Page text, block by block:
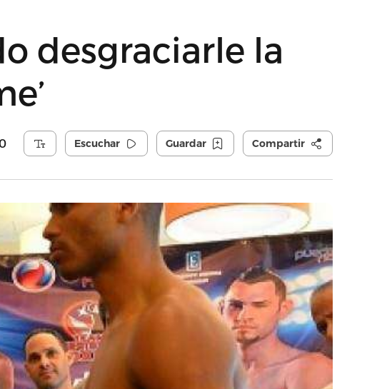
desgraciarle la
Escuchar Guardar Compartir